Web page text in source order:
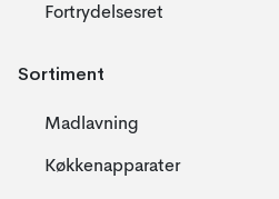
Fortrydelsesret
Sortiment
Madlavning
Køkkenapparater